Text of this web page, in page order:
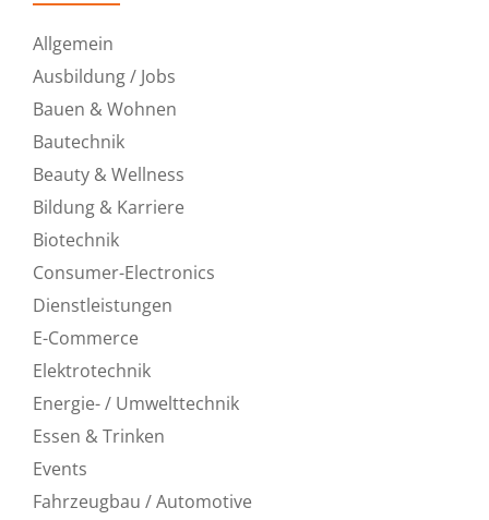
Allgemein
Ausbildung / Jobs
Bauen & Wohnen
Bautechnik
Beauty & Wellness
Bildung & Karriere
Biotechnik
Consumer-Electronics
Dienstleistungen
E-Commerce
Elektrotechnik
Energie- / Umwelttechnik
Essen & Trinken
Events
Fahrzeugbau / Automotive